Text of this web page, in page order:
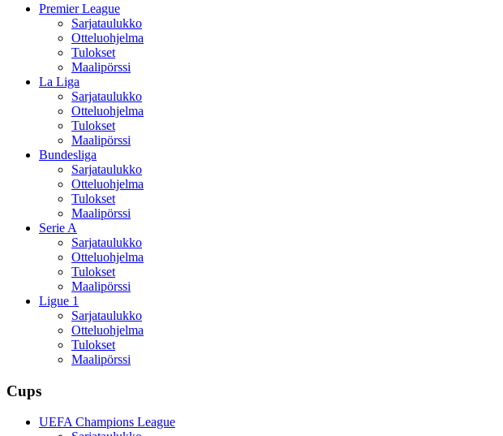
Premier League
Sarjataulukko
Otteluohjelma
Tulokset
Maalipörssi
La Liga
Sarjataulukko
Otteluohjelma
Tulokset
Maalipörssi
Bundesliga
Sarjataulukko
Otteluohjelma
Tulokset
Maalipörssi
Serie A
Sarjataulukko
Otteluohjelma
Tulokset
Maalipörssi
Ligue 1
Sarjataulukko
Otteluohjelma
Tulokset
Maalipörssi
Cups
UEFA Champions League